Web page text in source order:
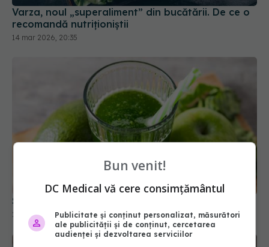
Varza, noul „superaliment” din bucătării. De ce o
recomandă nutriționiștii
14 mar 2026, 20:35
Sucurile verzi: detox real sau doar marketing?
20 aug 2025, 23:11
Bun venit!
DC Medical vă cere consimțământul
Publicitate și conținut personalizat, măsurători
ale publicității și de conținut, cercetarea
audienței și dezvoltarea serviciilor